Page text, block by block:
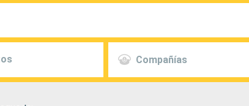
Compañías